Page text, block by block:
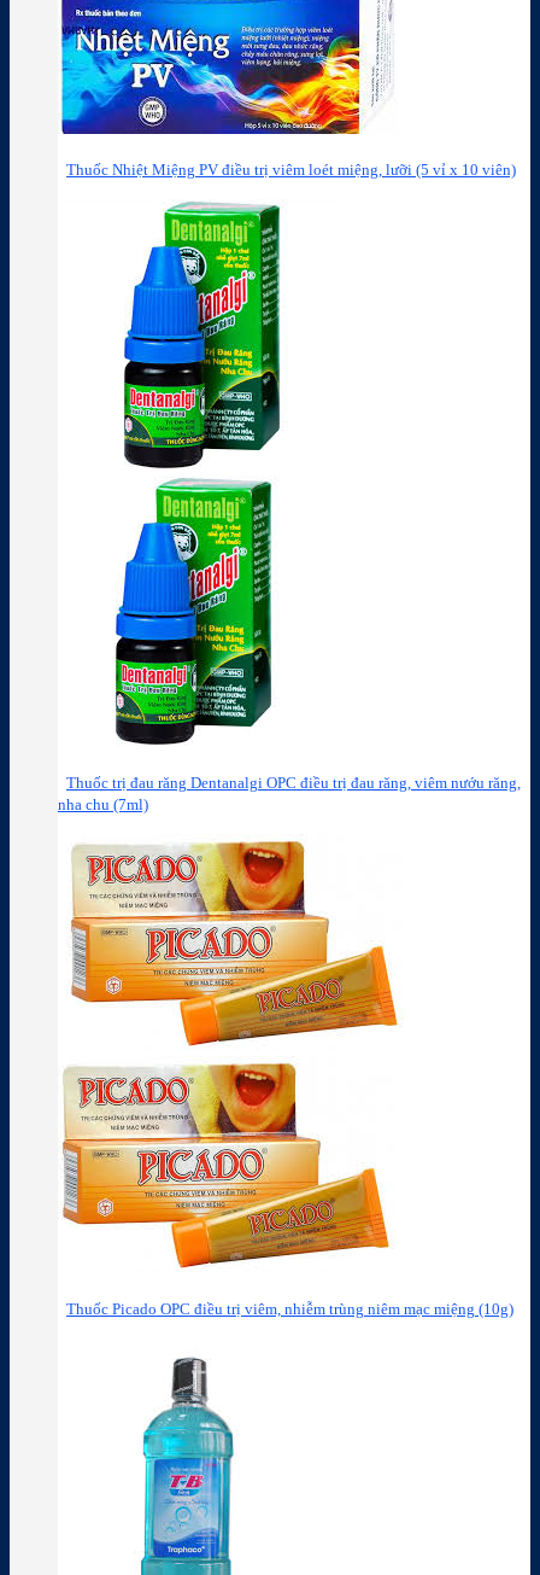
Thuốc Nhiệt Miệng PV điều trị viêm loét miệng, lưỡi (5 vỉ x 10 viên)
Thuốc trị đau răng Dentanalgi OPC điều trị đau răng, viêm nướu răng,
nha chu (7ml)
Thuốc Picado OPC điều trị viêm, nhiễm trùng niêm mạc miệng (10g)